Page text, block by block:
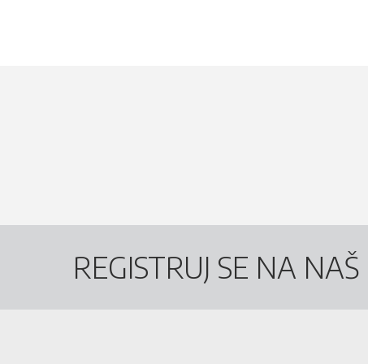
REGISTRUJ SE NA NAŠ